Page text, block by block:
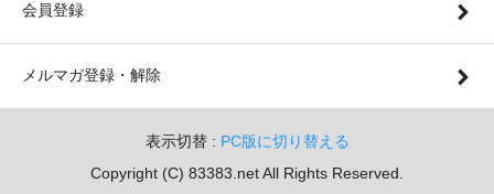
会員登録
メルマガ登録・解除
表示切替 : PC版に切り替える
Copyright (C) 83383.net All Rights Reserved.